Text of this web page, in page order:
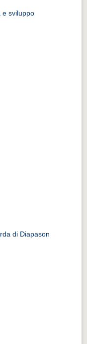
e sviluppo
di Diapason